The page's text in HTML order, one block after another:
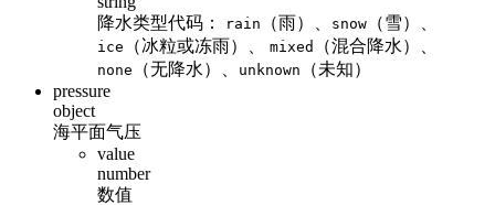
降水类型代码：
rain （雨）、 snow （雪）、
ice （冰粒或冻雨）、 mixed （混合降水）、
none （无降水）、 unknown
（未知）
pressure
object
海平面气压
value
number
数值